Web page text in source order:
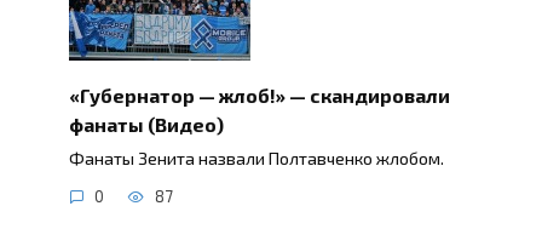
«Губернатор — жлоб!» — скандировали
фанаты (Видео)
Фанаты Зенита назвали Полтавченко жлобом.
0 87